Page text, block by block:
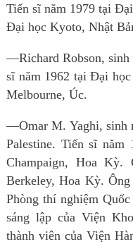
Tiến sĩ năm 1979 tại
Đại học Kyoto, Nhật
—Richard Robson, sinh
sĩ năm 1962 tại Đại
Melbourne, Úc.
—Omar M. Yaghi, sinh
Palestine. Tiến sĩ
Champaign, Hoa
Berkeley, Hoa Kỳ.
Phòng thí nghiệm
sáng lập của Viện
thành viên của Viện